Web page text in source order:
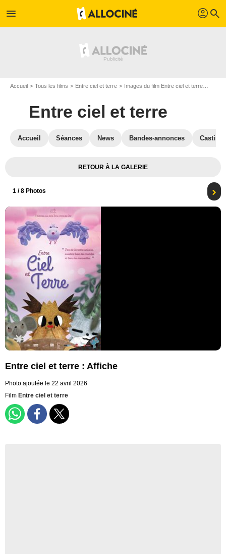
menu profil search
Accueil Tous les films Entre ciel et terre Images du film Entre ciel et terre
Entre ciel et terre
Accueil Séances News Bandes-annonces Casting
RETOUR À LA GALERIE
1 / 8 Photos
Entre ciel et terre : Affiche
Photo ajoutée le 22 avril 2026
Film Entre ciel et terre